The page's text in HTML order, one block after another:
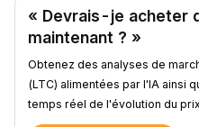
« Devrais-je acheter
maintenant ? »
Obtenez des analyses de
(LTC) alimentées par l'IA ainsi
temps réel de l'évolution du prix